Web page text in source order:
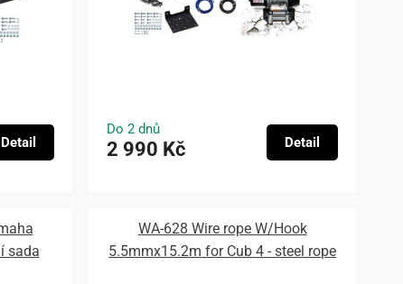
Detail
Do 2 dnů
2 990 Kč Detail
sada
WA-628 Wire rope W/Hook
5.5mmx15.2m for Cub 4 - steel rope